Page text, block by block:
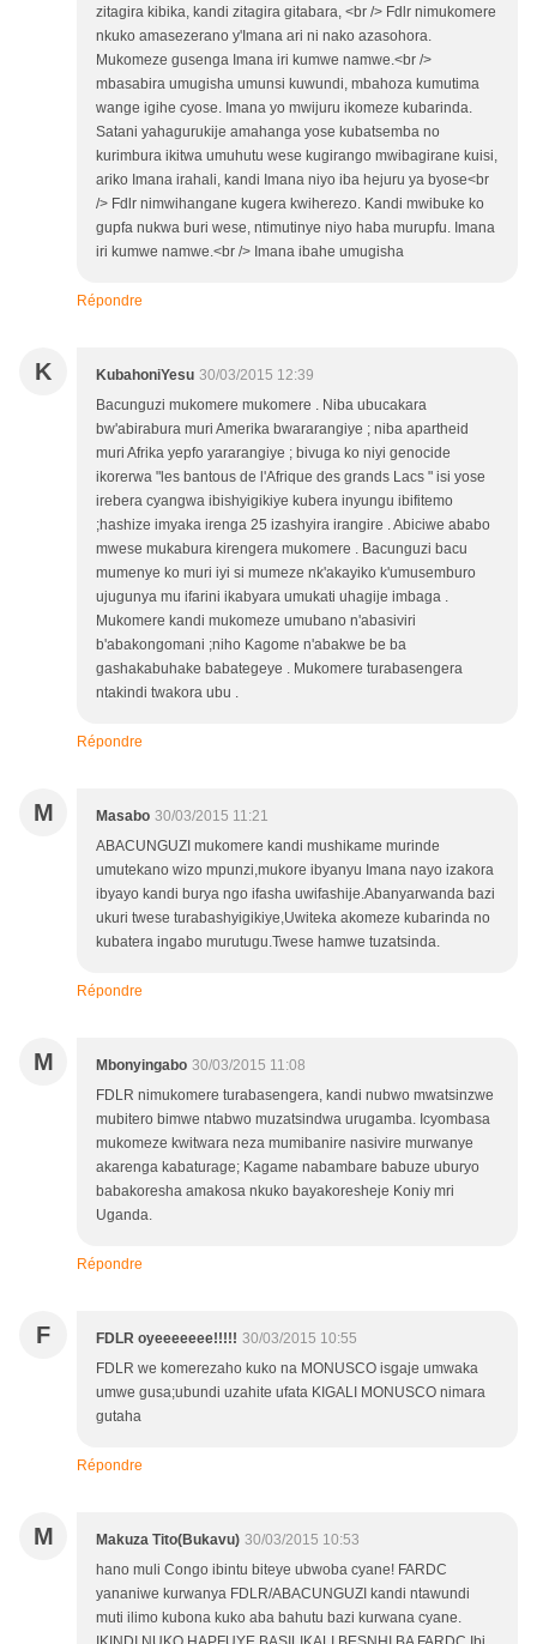
zitagira kibika, kandi zitagira gitabara, <br /> Fdlr nimukomere
nkuko amasezerano y'Imana ari ni nako azasohora.
Mukomeze gusenga Imana iri kumwe namwe.<br />
mbasabira umugisha umunsi kuwundi, mbahoza kumutima
wange igihe cyose. Imana yo mwijuru ikomeze kubarinda.
Satani yahagurukije amahanga yose kubatsemba no
kurimbura ikitwa umuhutu wese kugirango mwibagirane kuisi,
ariko Imana irahali, kandi Imana niyo iba hejuru ya byose<br
/> Fdlr nimwihangane kugera kwiherezo. Kandi mwibuke ko
gupfa nukwa buri wese, ntimutinye niyo haba murupfu. Imana
iri kumwe namwe.<br /> Imana ibahe umugisha
Répondre
K KubahoniYesu 30/03/2015 12:39
Bacunguzi mukomere mukomere . Niba ubucakara
bw'abirabura muri Amerika bwararangiye ; niba apartheid
muri Afrika yepfo yararangiye ; bivuga ko niyi genocide
ikorerwa "les bantous de l'Afrique des grands Lacs " isi yose
irebera cyangwa ibishyigikiye kubera inyungu ibifitemo
;hashize imyaka irenga 25 izashyira irangire . Abiciwe ababo
mwese mukabura kirengera mukomere . Bacunguzi bacu
mumenye ko muri iyi si mumeze nk'akayiko k'umusemburo
ujugunya mu ifarini ikabyara umukati uhagije imbaga .
Mukomere kandi mukomeze umubano n'abasiviri
b'abakongomani ;niho Kagome n'abakwe be ba
gashakabuhake babategeye . Mukomere turabasengera
ntakindi twakora ubu .
Répondre
M Masabo 30/03/2015 11:21
ABACUNGUZI mukomere kandi mushikame murinde
umutekano wizo mpunzi,mukore ibyanyu Imana nayo izakora
ibyayo kandi burya ngo ifasha uwifashije.Abanyarwanda bazi
ukuri twese turabashyigikiye,Uwiteka akomeze kubarinda no
kubatera ingabo murutugu.Twese hamwe tuzatsinda.
Répondre
M Mbonyingabo 30/03/2015 11:08
FDLR nimukomere turabasengera, kandi nubwo mwatsinzwe
mubitero bimwe ntabwo muzatsindwa urugamba. Icyombasa
mukomeze kwitwara neza mumibanire nasivire murwanye
akarenga kabaturage; Kagame nabambare babuze uburyo
babakoresha amakosa nkuko bayakoresheje Koniy mri
Uganda.
Répondre
F FDLR oyeeeeeee!!!!! 30/03/2015 10:55
FDLR we komerezaho kuko na MONUSCO isgaje umwaka
umwe gusa;ubundi uzahite ufata KIGALI MONUSCO nimara
gutaha
Répondre
M Makuza Tito(Bukavu) 30/03/2015 10:53
hano muli Congo ibintu biteye ubwoba cyane! FARDC
yananiwe kurwanya FDLR/ABACUNGUZI kandi ntawundi
muti ilimo kubona kuko aba bahutu bazi kurwana cyane.